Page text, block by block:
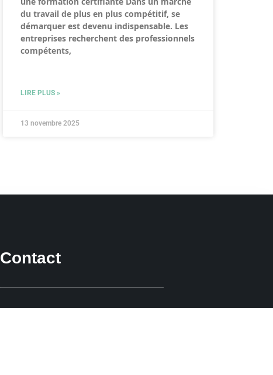
du travail de plus en plus compétitif, se
démarquer est devenu indispensable. Les
entreprises recherchent des professionnels
compétents,
LIRE PLUS »
13 novembre 2025
Contact